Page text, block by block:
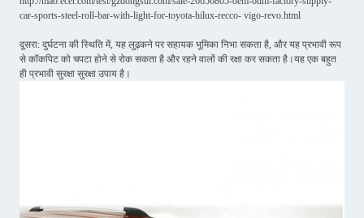
car-sports-steel-roll-bar-with-light-for-toyota-hilux-recco- vigo-revo.html
दूसरा: दुर्घटना की स्थिति में, यह लुढ़कने पर सहायक भूमिका निभा सकता है, और यह प्रभावी रूप
से कॉकपिट को चपटा होने से रोक सकता है और रहने वालों की रक्षा कर सकता है।यह एक बहुत
ही प्रभावी सुरक्षा सुरक्षा उपाय है।